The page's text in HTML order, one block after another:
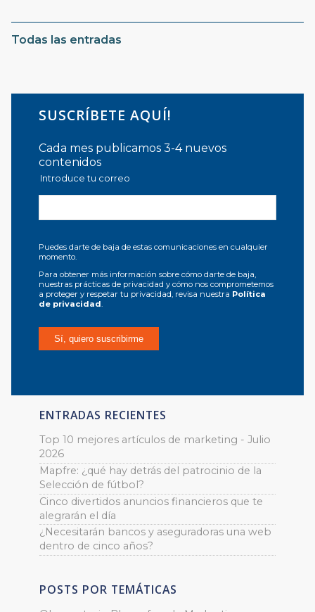
Todas las entradas
SUSCRÍBETE AQUÍ!
Cada mes publicamos 3-4 nuevos
contenidos
Introduce tu correo
Puedes darte de baja de estas comunicaciones en cualquier
momento.
Para obtener más información sobre cómo darte de baja,
nuestras prácticas de privacidad y cómo nos comprometemos
a proteger y respetar tu privacidad, revisa nuestra Política
de privacidad.
ENTRADAS RECIENTES
Top 10 mejores artículos de marketing - Julio
2026
Mapfre: ¿qué hay detrás del patrocinio de la
Selección de fútbol?
Cinco divertidos anuncios financieros que te
alegrarán el día
¿Necesitarán bancos y aseguradoras una web
dentro de cinco años?
POSTS POR TEMÁTICAS